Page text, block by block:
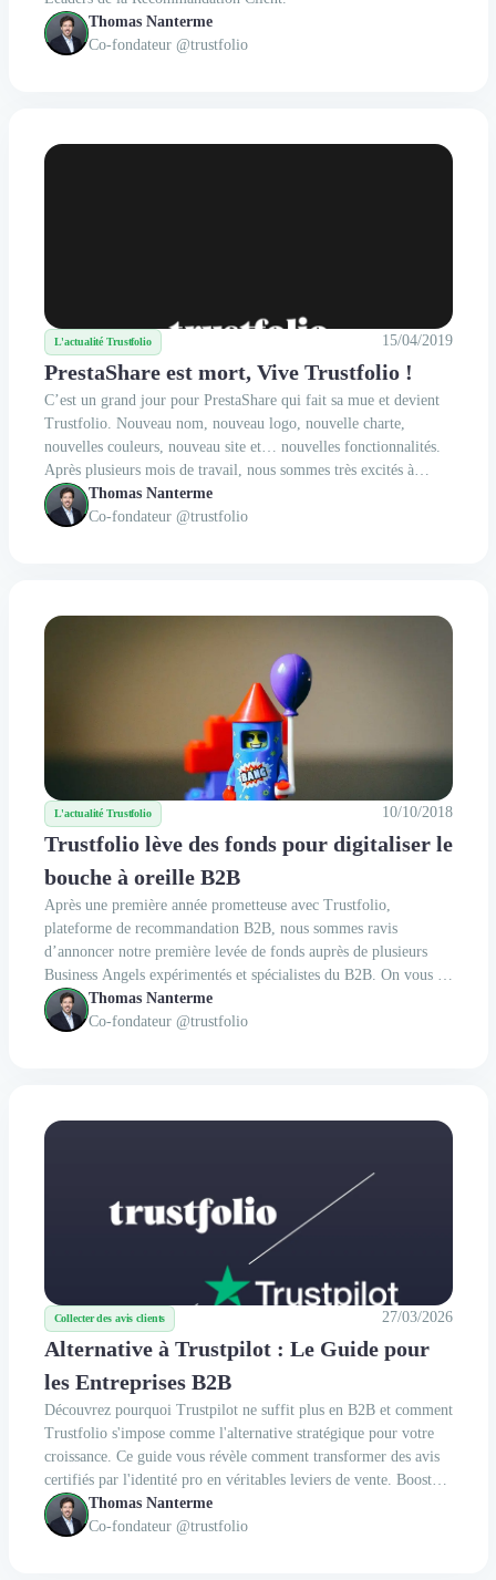
Thomas Nanterme
Co-fondateur @trustfolio
L'actualité Trustfolio 15/04/2019
PrestaShare est mort, Vive Trustfolio !
C’est un grand jour pour PrestaShare qui fait sa mue et devient
Trustfolio. Nouveau nom, nouveau logo, nouvelle charte,
nouvelles couleurs, nouveau site et… nouvelles fonctionnalités.
Après plusieurs mois de travail, nous sommes très excités à
l’idée d’écrire la suite de notre aventure avec vous ! Un objectif
: digitaliser le bouche à oreille...
Thomas Nanterme
Co-fondateur @trustfolio
L'actualité Trustfolio 10/10/2018
Trustfolio lève des fonds pour digitaliser le
bouche à oreille B2B
Après une première année prometteuse avec Trustfolio,
plateforme de recommandation B2B, nous sommes ravis
d’annoncer notre première levée de fonds auprès de plusieurs
Business Angels expérimentés et spécialistes du B2B. On vous en
dit plus sur le pourquoi de cette levée ! Que du bon ! Une
nouvelle étape excitante ! Plus de 200 prestataires et...
Thomas Nanterme
Co-fondateur @trustfolio
Collecter des avis clients 27/03/2026
Alternative à Trustpilot : Le Guide pour
les Entreprises B2B
Découvrez pourquoi Trustpilot ne suffit plus en B2B et comment
Trustfolio s'impose comme l'alternative stratégique pour votre
croissance. Ce guide vous révèle comment transformer des avis
certifiés par l'identité pro en véritables leviers de vente. Boostez
votre SEO et réduisez vos cycles de vente grâce à une solution
deux fois moins chère. Reprenez dès maintenant le contrôle de
Thomas Nanterme
Co-fondateur @trustfolio